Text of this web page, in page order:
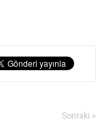
Sonraki »